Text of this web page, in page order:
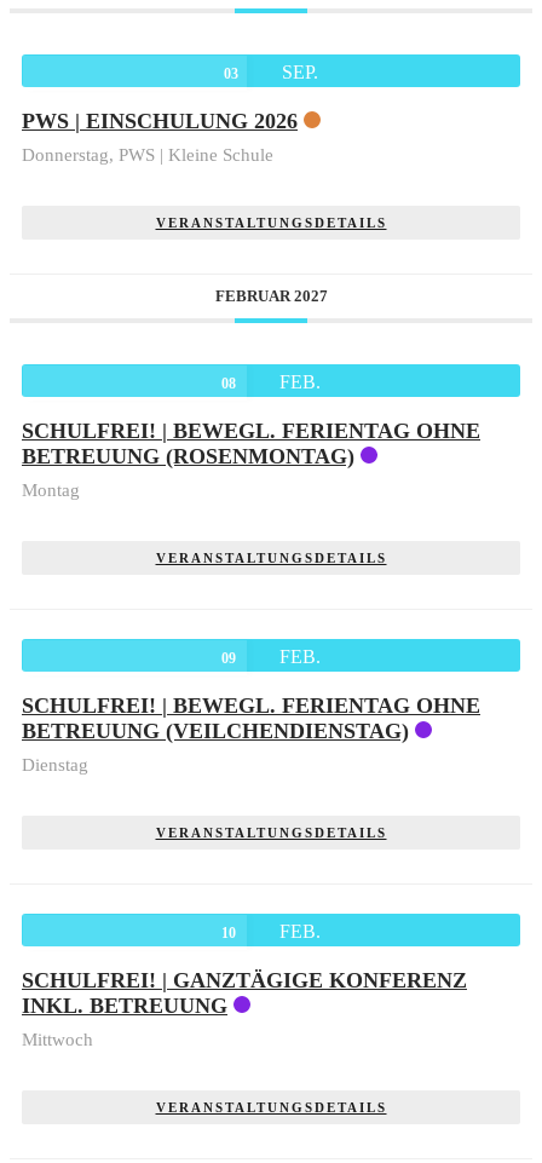
03 SEP.
PWS | EINSCHULUNG 2026
Donnerstag, PWS | Kleine Schule
VERANSTALTUNGSDETAILS
FEBRUAR 2027
08 FEB.
SCHULFREI! | BEWEGL. FERIENTAG OHNE
BETREUUNG (ROSENMONTAG)
Montag
VERANSTALTUNGSDETAILS
09 FEB.
SCHULFREI! | BEWEGL. FERIENTAG OHNE
BETREUUNG (VEILCHENDIENSTAG)
Dienstag
VERANSTALTUNGSDETAILS
10 FEB.
SCHULFREI! | GANZTÄGIGE KONFERENZ
INKL. BETREUUNG
Mittwoch
VERANSTALTUNGSDETAILS